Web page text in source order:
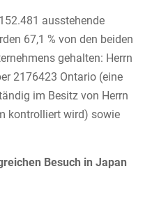
ausstehende
67,1 % von den beiden
gehalten: Herrn
2176423 Ontario (eine
im Besitz von Herrn
kontrolliert wird) sowie
Besuch in Japan